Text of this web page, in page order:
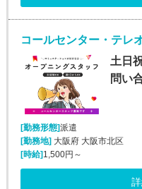
土日
問い
[勤務形態]派遣
[勤務地] 大阪府 大阪市北区
[時給] 1,500円～